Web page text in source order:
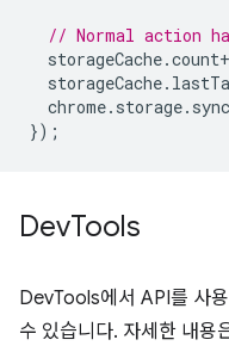
// Normal action
storageCache.count
storageCache.
chrome. storage. sync
});
DevTools
DevTools에서 API를 사
수 있습니다. 자세한 내용